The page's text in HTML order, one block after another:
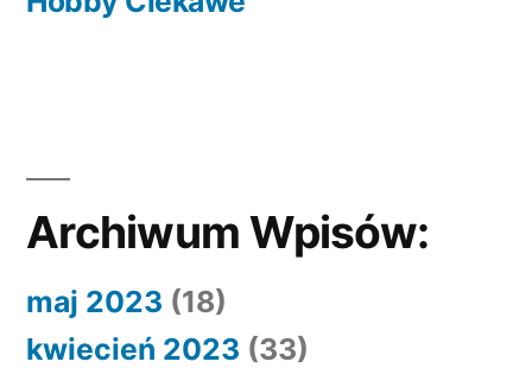
Archiwum Wpisów:
maj 2023 (18)
kwiecień 2023 (33)